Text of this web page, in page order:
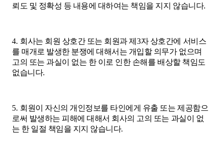
뢰도 및 정확성 등 내용에 대하여는 책임을 지지 않습니다.
4. 회사는 회원 상호간 또는 회원과 제 3자 상호간에 서비스
를 매개로 발생한 분쟁에 대해서는 개입할 의무가 없으며
고의 또는 과실이 없는 한 이로 인한 손해를 배상할 책임도
없습니다.
5. 회원이 자신의 개인정보를 타인에게 유출 또는 제공함으
로써 발생하는 피해에 대해서 회사의 고의 또는 과실이 없
는 한 일절 책임을 지지 않습니다.